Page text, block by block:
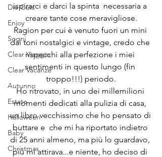
Die Cuts
Enjoy
Sogni
Clear Viaggio
Clear Vacanze
Autunno
Estate
Halloween
Baby
Christmas
ispirarci e darci la spinta  necessaria a
creare tante cose meravigliose.
Ragion per cui è venuto fuori un mini
dai toni nostalgici e vintage, credo che
rispecchi alla perfezione i miei
sentimenti in questo lungo (fin
troppo!!!) periodo.
Ho ritrovato, in uno dei millemilioni
momenti dedicati alla pulizia di casa,
un libro vecchissimo che ho pensato di
buttare e  che mi ha riportato indietro
di 25 anni almeno, ma più lo guardavo,
più mi attirava...e niente, ho deciso di